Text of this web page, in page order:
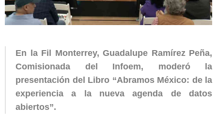
En la Fil Monterrey, Guadalupe Ramírez Peña,
Comisionada del Infoem, moderó la
presentación del Libro “Abramos México: de la
experiencia a la nueva agenda de datos
abiertos”.